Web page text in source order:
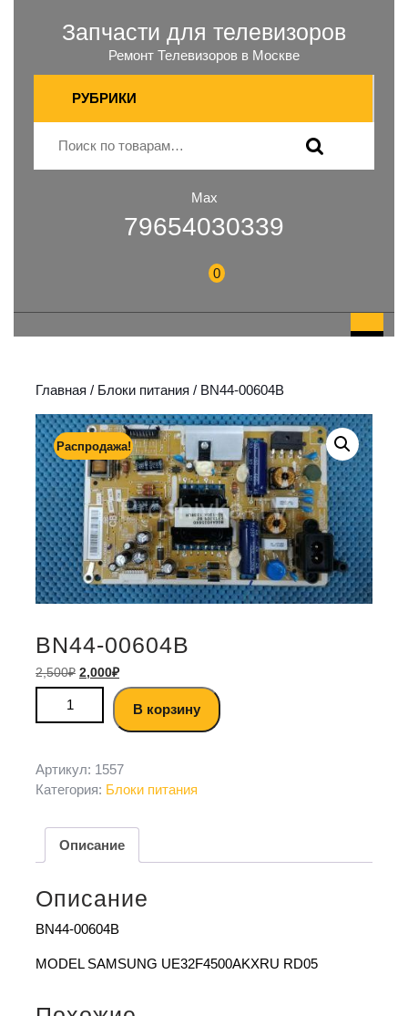
Запчасти для телевизоров
Ремонт Телевизоров в Москве
РУБРИКИ
Max
79654030339
0
Главная / Блоки питания / BN44-00604B
Распродажа!
BN44-00604B
2,500₽ 2,000₽
В корзину
Артикул: 1557
Категория: Блоки питания
Описание
Описание
BN44-00604B
MODEL SAMSUNG UE32F4500AKXRU RD05